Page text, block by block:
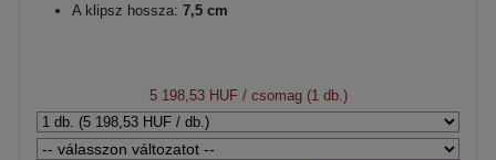
A klipsz hossza: 7,5 cm
5 198,53 HUF/ csomag (1 db.)